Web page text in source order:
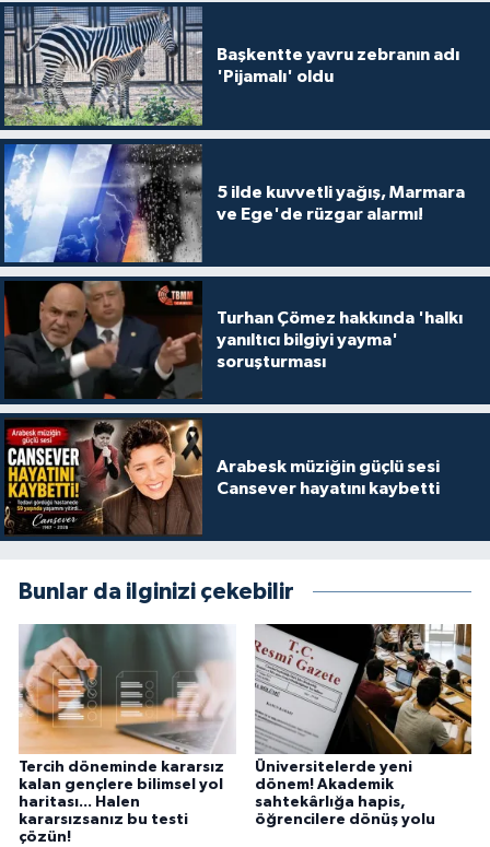
Başkentte yavru zebranın adı
'Pijamalı' oldu
5 ilde kuvvetli yağış, Marmara
ve Ege'de rüzgar alarmı!
Turhan Çömez hakkında 'halkı
yanıltıcı bilgiyi yayma'
soruşturması
Arabesk müziğin güçlü sesi
Cansever hayatını kaybetti
Bunlar da ilginizi çekebilir
Tercih döneminde kararsız
kalan gençlere bilimsel yol
haritası... Halen
kararsızsanız bu testi
çözün!
Üniversitelerde yeni
dönem! Akademik
sahtekârlığa hapis,
öğrencilere dönüş yolu